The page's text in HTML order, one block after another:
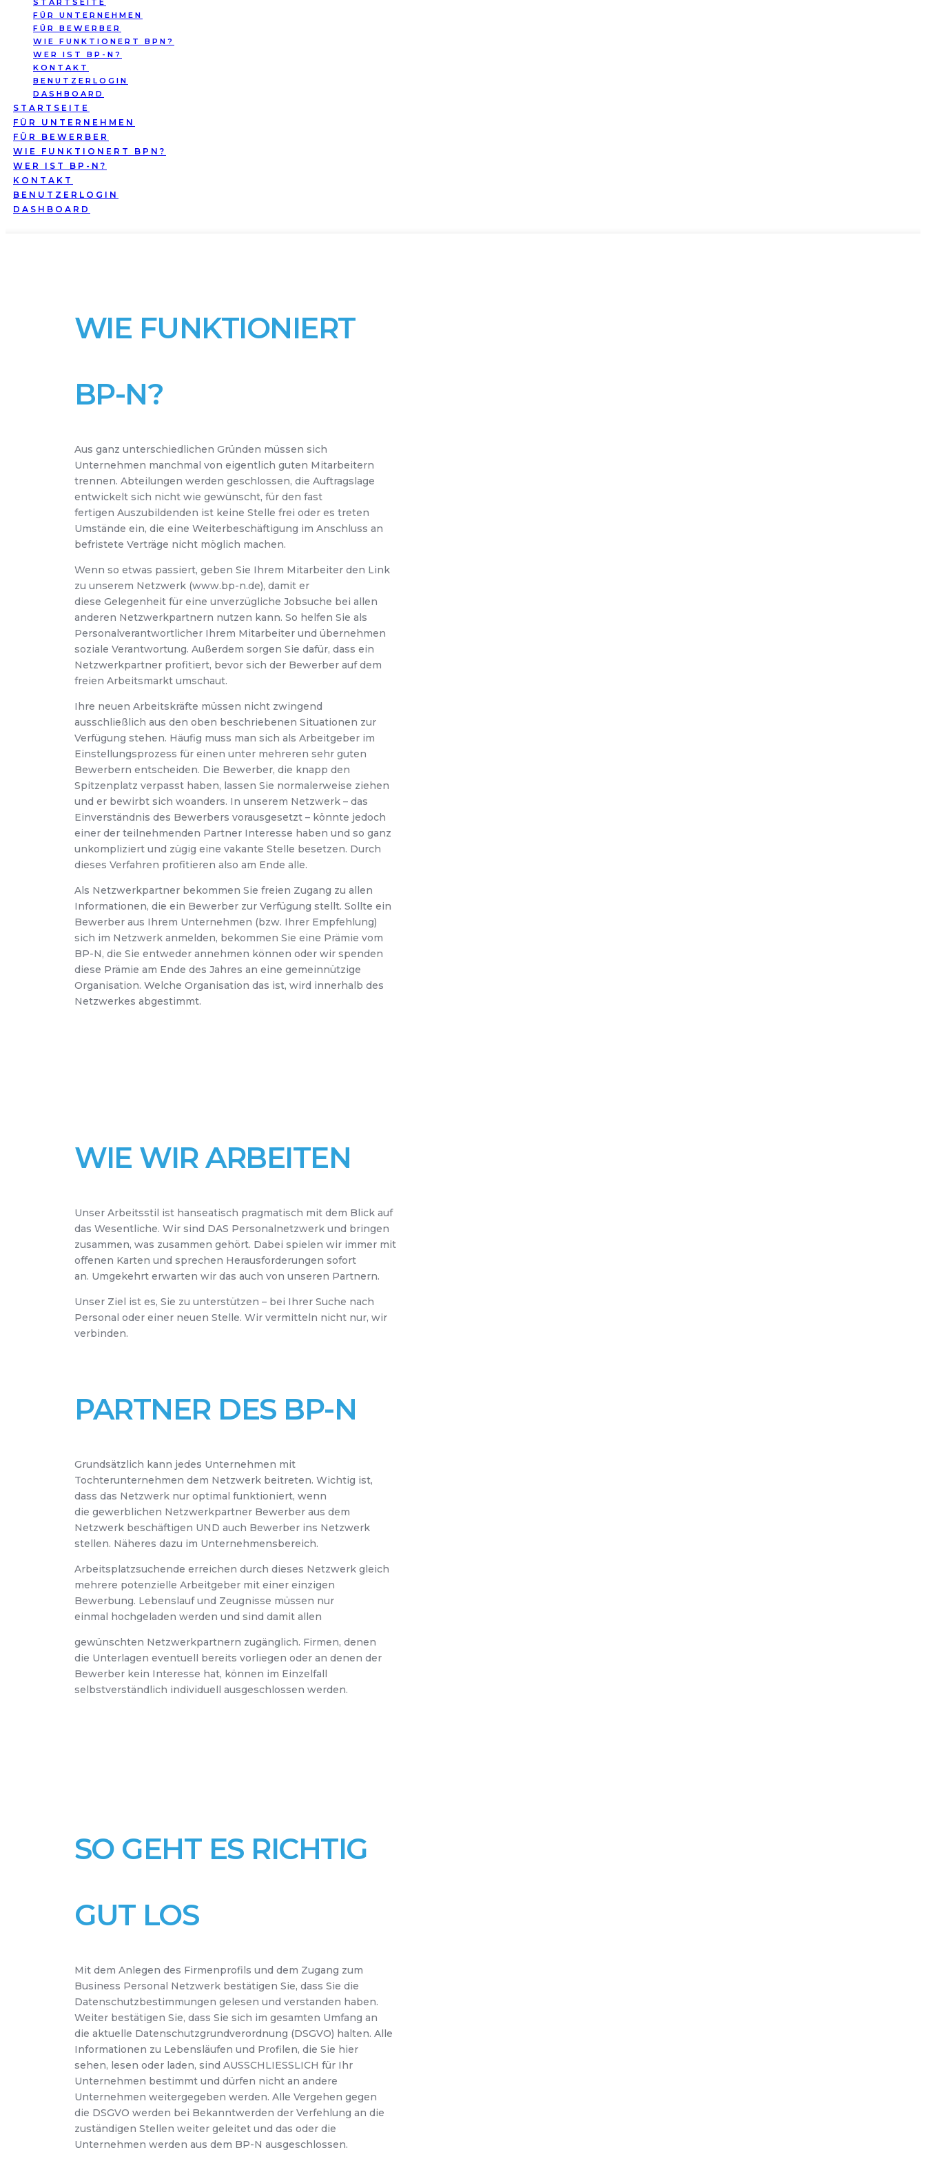
STARTSEITE
FÜR UNTERNEHMEN
FÜR BEWERBER
WIE FUNKTIONERT BPN?
WER IST BP-N?
KONTAKT
BENUTZERLOGIN
DASHBOARD
STARTSEITE
FÜR UNTERNEHMEN
FÜR BEWERBER
WIE FUNKTIONERT BPN?
WER IST BP-N?
KONTAKT
BENUTZERLOGIN
DASHBOARD
WIE FUNKTIONIERT
BP-N?
Aus ganz unterschiedlichen Gründen müssen sich
Unternehmen manchmal von eigentlich guten Mitarbeitern
trennen. Abteilungen werden geschlossen, die Auftragslage
entwickelt sich nicht wie gewünscht, für den fast
fertigen Auszubildenden ist keine Stelle frei oder es treten
Umstände ein, die eine Weiterbeschäftigung im Anschluss an
befristete Verträge nicht möglich machen.
Wenn so etwas passiert, geben Sie Ihrem Mitarbeiter den Link
zu unserem Netzwerk (www.bp-n.de), damit er
diese Gelegenheit für eine unverzügliche Jobsuche bei allen
anderen Netzwerkpartnern nutzen kann. So helfen Sie als
Personalverantwortlicher Ihrem Mitarbeiter und übernehmen
soziale Verantwortung. Außerdem sorgen Sie dafür, dass ein
Netzwerkpartner profitiert, bevor sich der Bewerber auf dem
freien Arbeitsmarkt umschaut.
Ihre neuen Arbeitskräfte müssen nicht zwingend
ausschließlich aus den oben beschriebenen Situationen zur
Verfügung stehen. Häufig muss man sich als Arbeitgeber im
Einstellungsprozess für einen unter mehreren sehr guten
Bewerbern entscheiden. Die Bewerber, die knapp den
Spitzenplatz verpasst haben, lassen Sie normalerweise ziehen
und er bewirbt sich woanders. In unserem Netzwerk – das
Einverständnis des Bewerbers vorausgesetzt – könnte jedoch
einer der teilnehmenden Partner Interesse haben und so ganz
unkompliziert und zügig eine vakante Stelle besetzen. Durch
dieses Verfahren profitieren also am Ende alle.
Als Netzwerkpartner bekommen Sie freien Zugang zu allen
Informationen, die ein Bewerber zur Verfügung stellt. Sollte ein
Bewerber aus Ihrem Unternehmen (bzw. Ihrer Empfehlung)
sich im Netzwerk anmelden, bekommen Sie eine Prämie vom
BP-N, die Sie entweder annehmen können oder wir spenden
diese Prämie am Ende des Jahres an eine gemeinnützige
Organisation. Welche Organisation das ist, wird innerhalb des
Netzwerkes abgestimmt.
WIE WIR ARBEITEN
Unser Arbeitsstil ist hanseatisch pragmatisch mit dem Blick auf
das Wesentliche. Wir sind DAS Personalnetzwerk und bringen
zusammen, was zusammen gehört. Dabei spielen wir immer mit
offenen Karten und sprechen Herausforderungen sofort
an. Umgekehrt erwarten wir das auch von unseren Partnern.
Unser Ziel ist es, Sie zu unterstützen – bei Ihrer Suche nach
Personal oder einer neuen Stelle. Wir vermitteln nicht nur, wir
verbinden.
PARTNER DES BP-N
Grundsätzlich kann jedes Unternehmen mit
Tochterunternehmen dem Netzwerk beitreten. Wichtig ist,
dass das Netzwerk nur optimal funktioniert, wenn
die gewerblichen Netzwerkpartner Bewerber aus dem
Netzwerk beschäftigen UND auch Bewerber ins Netzwerk
stellen. Näheres dazu im Unternehmensbereich.
Arbeitsplatzsuchende erreichen durch dieses Netzwerk gleich
mehrere potenzielle Arbeitgeber mit einer einzigen
Bewerbung. Lebenslauf und Zeugnisse müssen nur
einmal hochgeladen werden und sind damit allen
gewünschten Netzwerkpartnern zugänglich. Firmen, denen
die Unterlagen eventuell bereits vorliegen oder an denen der
Bewerber kein Interesse hat, können im Einzelfall
selbstverständlich individuell ausgeschlossen werden.
SO GEHT ES RICHTIG
GUT LOS
Mit dem Anlegen des Firmenprofils und dem Zugang zum
Business Personal Netzwerk bestätigen Sie, dass Sie die
Datenschutzbestimmungen gelesen und verstanden haben.
Weiter bestätigen Sie, dass Sie sich im gesamten Umfang an
die aktuelle Datenschutzgrundverordnung (DSGVO) halten. Alle
Informationen zu Lebensläufen und Profilen, die Sie hier
sehen, lesen oder laden, sind AUSSCHLIESSLICH für Ihr
Unternehmen bestimmt und dürfen nicht an andere
Unternehmen weitergegeben werden. Alle Vergehen gegen
die DSGVO werden bei Bekanntwerden der Verfehlung an die
zuständigen Stellen weiter geleitet und das oder die
Unternehmen werden aus dem BP-N ausgeschlossen.